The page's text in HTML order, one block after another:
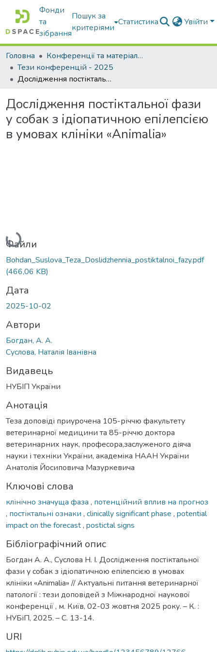
Фонди
та
зібрання
Пошук за
критеріями
Статистика Увійти
Головна
Конференції та матеріали конференцій
Тези конференцій - 2025
Дослідження постіктальної фази у собак з ідіопатичною епілепсією в умовах клініки «Animalia»
Дослідження постіктальної фази
у собак з ідіопатичною епілепсією
в умовах клініки «Animalia»
Вантажиться...
Файли
Bohdan_Suslova_Teza_Doslidzhennia_postiktalnoi_fazy.pdf
(466,06 KB)
Дата
2025-10-02
Автори
Богдан, А. А.
Суслова, Наталія Іванівна
Видавець
НУБІП України
Анотація
Теза доповіді приурочена 105-річчю факультету
ветеринарної медицини та 85-річчю доктора
ветеринарних наук, професора,заслуженого діяча
науки і техніки України, академіка НААН України
Анатолія Йосиповича Мазуркевича
Ключові слова
клінічно значуща фаза , потенційний вплив на прогноз
, постіктальні ознаки , clinically significant phase , potential
impact on the forecast, postictal signs
Бібліографічний опис
Богдан А. А., Суслова Н. І. Дослідження постіктальної
фази у собак з ідіопатичною епілепсією в умовах
клініки «Animalia» // Актуальні питання ветеринарної
патології : тези доповідей з Міжнародної наукової
конференції , м. Київ, 02-03 жовтня 2025 року. – К. :
НУБіП, 2025. – С. 13-14.
URI